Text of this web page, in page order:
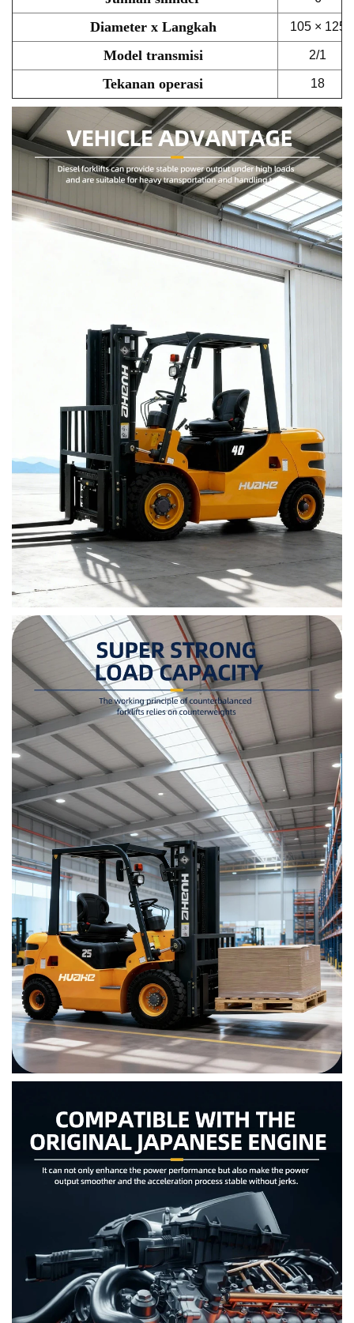
Diameter x Langkah 105 × 125
Model transmisi 2/1
Tekanan operasi 18